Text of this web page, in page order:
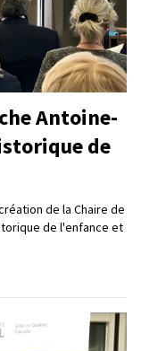
Antoine-
de
de la Chaire de
de l'enfance et